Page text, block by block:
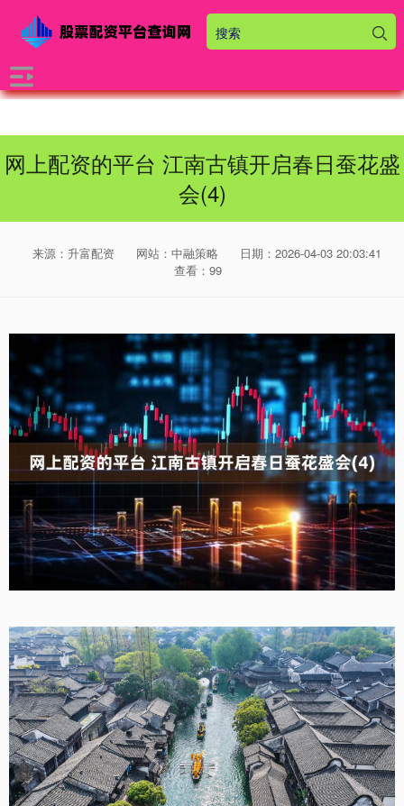
网上配资的平台 江南古镇开启春日蚕花盛
会(4)
来源：升富配资 网站：中融策略
日期：2026-04-03 20:03:41
查看：99